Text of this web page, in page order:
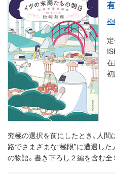
究極の選択を前にしたとき、人
路でさまざまな“極限”に遭遇し
の物語。書き下ろし２編を含む全